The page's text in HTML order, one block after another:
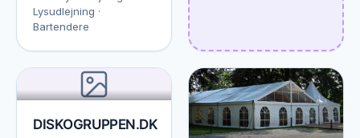
Lysudlejning ·
Bartendere
DISKOGRUPPEN.DK